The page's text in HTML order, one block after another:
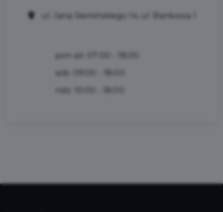
ul. Jana Siemińskiego 14, ul. Bankowa 1
pon-pt: 07:00 - 18:00
sob: 09:00 - 18:00